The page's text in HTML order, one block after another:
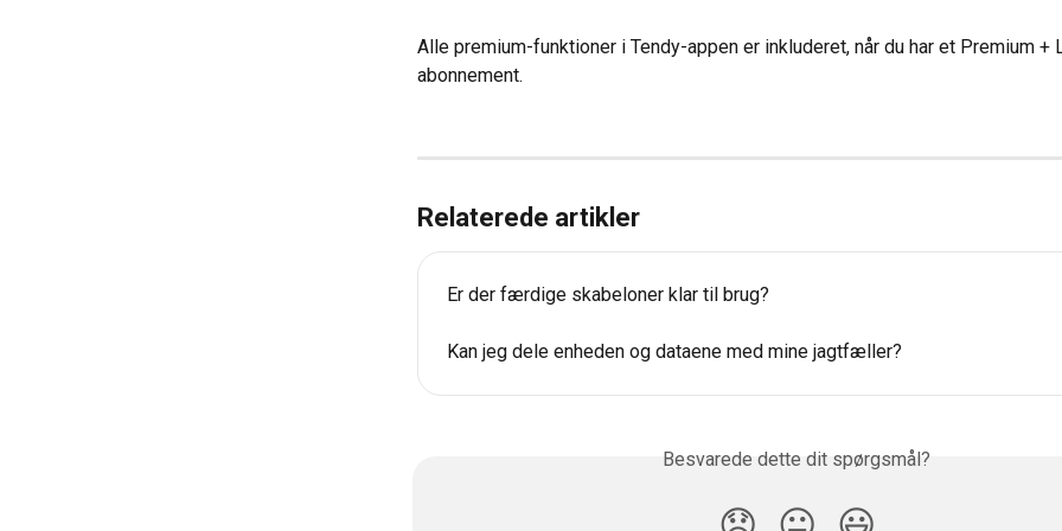
Alle premium-funktioner i Tendy-appen er inkluderet, når du har et Premium +
abonnement.
Relaterede artikler
Er der færdige skabeloner klar til brug?
Kan jeg dele enheden og dataene med mine jagtfæller?
Besvarede dette dit spørgsmål?